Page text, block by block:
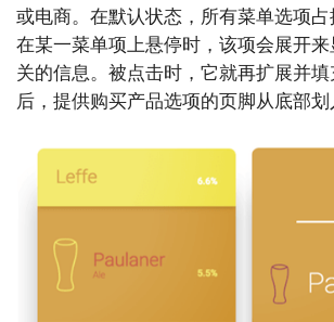
或电商。在默认状态，所有菜单选项占
在某一菜单项上悬停时，该项会展开
关的信息。被点击时，它就再扩展并
后，提供购买产品选项的页脚从底部划